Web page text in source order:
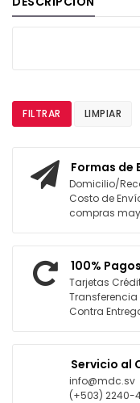
FILTRAR LIMPIAR
Formas de
Domicilio/
Costo de
compras
100%
Tarjetas
Transferencia
Contra
Servicio al
info@mdc.sv
(+503) 2240-